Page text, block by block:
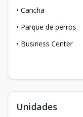
• Cancha
• Parque de perros
• Business Center
Unidades